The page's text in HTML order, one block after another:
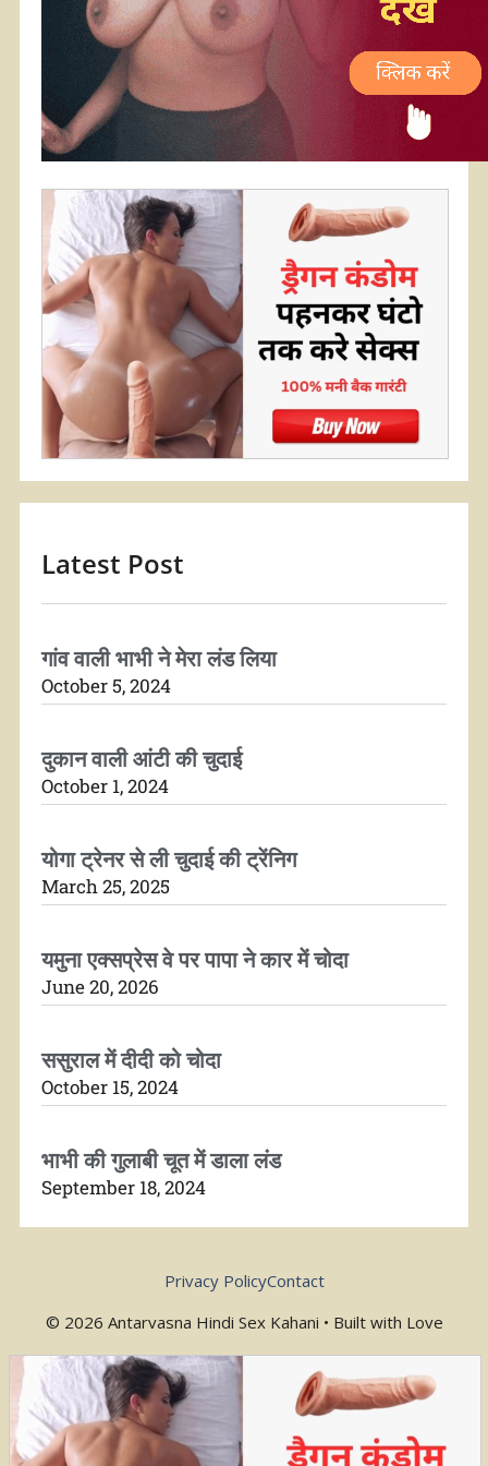
Latest Post
गांव वाली भाभी ने मेरा लंड लिया
October 5, 2024
दुकान वाली आंटी की चुदाई
October 1, 2024
योगा ट्रेनर से ली चुदाई की ट्रेंनिग
March 25, 2025
यमुना एक्सप्रेस वे पर पापा ने कार में चोदा
June 20, 2026
ससुराल में दीदी को चोदा
October 15, 2024
भाभी की गुलाबी चूत में डाला लंड
September 18, 2024
© 2026 Antarvasna Hindi Sex Kahani • Built with Love
Privacy PolicyContact